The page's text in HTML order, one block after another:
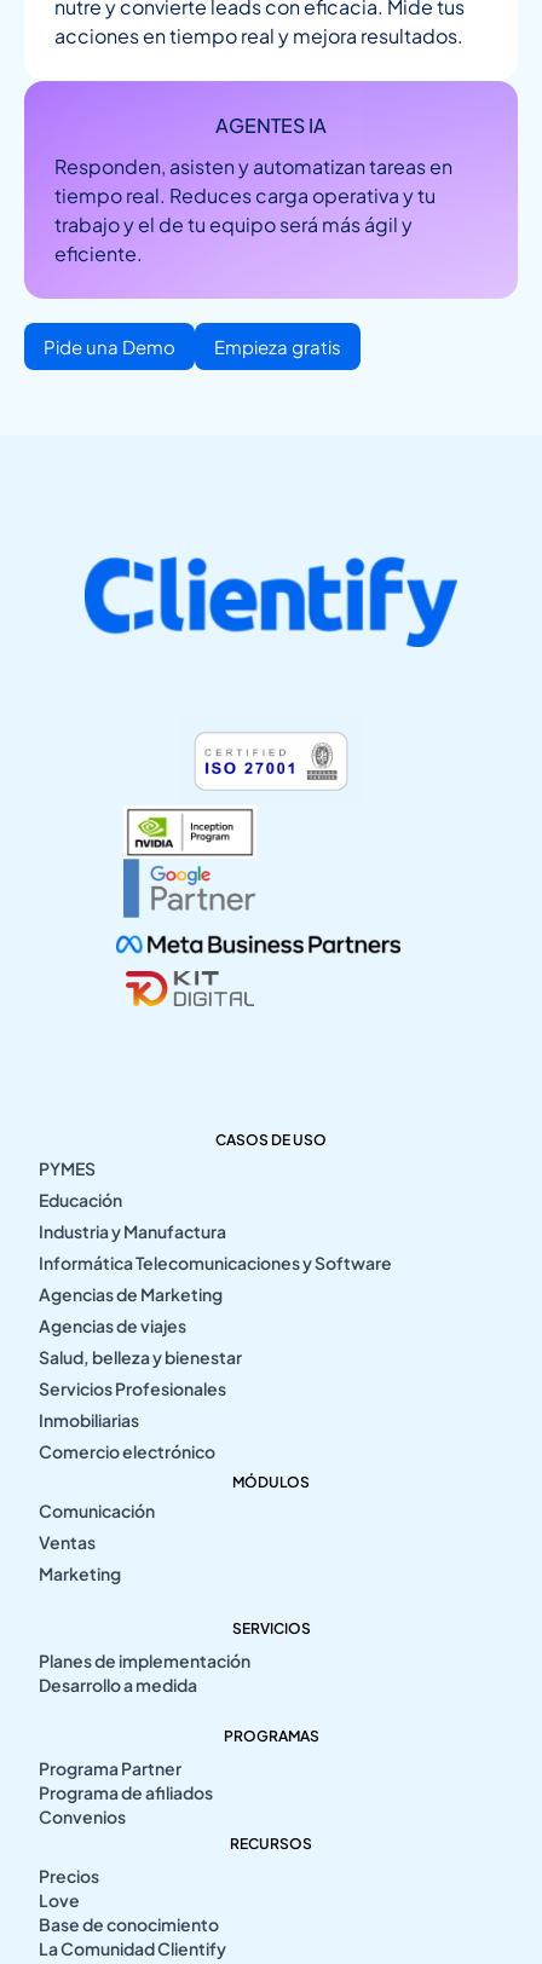
nutre y convierte leads con eficacia. Mide tus
acciones en tiempo real y mejora resultados.
AGENTES IA
Responden, asisten y automatizan tareas en
tiempo real. Reduces carga operativa y tu
trabajo y el de tu equipo será más ágil y
eficiente.
Pide una Demo Empieza gratis
CASOS DE USO
PYMES
Educación
Industria y Manufactura
Informática Telecomunicaciones y Software
Agencias de Marketing
Agencias de viajes
Salud, belleza y bienestar
Servicios Profesionales
Inmobiliarias
Comercio electrónico
MÓDULOS
Comunicación
Ventas
Marketing
SERVICIOS
Planes de implementación
Desarrollo a medida
PROGRAMAS
Programa Partner
Programa de afiliados
Convenios
RECURSOS
Precios
Love
Base de conocimiento
La Comunidad Clientify